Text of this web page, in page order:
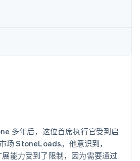
Sessions 2026
如何为 AI 构建经济基础设施。
多年后，这位首席执行官受到启
场 StoneLoads。他意识到，
能力受到了限制，因为需要通过